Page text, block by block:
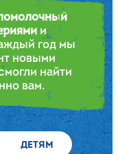
и
год мы
новыми
найти
вам.
ДЕТЯМ